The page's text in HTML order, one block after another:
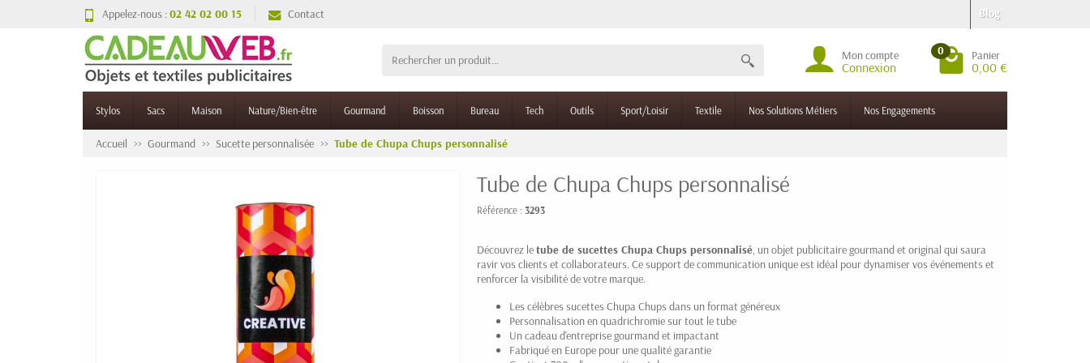
Appelez-nous :02 42 02 00 15 Contact Blog
Mon compte
Connexion
0 Panier
0,00 €
Stylos Sacs Maison Nature/Bien-être Gourmand Boisson Bureau Tech Outils Sport/Loisir Textile Nos Solutions Métiers Nos Engagements
Accueil Gourmand Sucette personnalisée Tube de Chupa Chups personnalisé
Tube de Chupa Chups personnalisé
Référence : 3293
Découvrez letube de sucettes Chupa Chups personnalisé, un objet publicitaire gourmand et original qui saura
ravir vos clients et collaborateurs. Ce support de communication unique est idéal pour dynamiser vos événements et
renforcer la visibilité de votre marque.
Les célèbres sucettes Chupa Chups dans un format généreux
Personnalisation en quadrichromie sur tout le tube
Un cadeau d'entreprise gourmand et impactant
Fabriqué en Europe pour une qualité garantie